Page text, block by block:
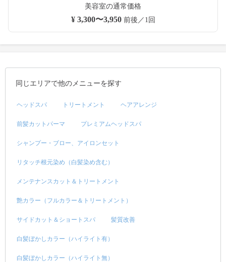
美容室の通常価格
¥ 3,300〜3,950前後／1回
同じエリアで他のメニューを探す
ヘッドスパ トリートメント ヘアアレンジ
前髪カットパーマ プレミアムヘッドスパ
シャンプー・ブロー、アイロンセット
リタッチ根元染め（白髪染め含む）
メンテナンスカット＆トリートメント
艶カラー（フルカラー＆トリートメント）
サイドカット＆ショートスパ 髪質改善
白髪ぼかしカラー（ハイライト有）
白髪ぼかしカラー（ハイライト無）